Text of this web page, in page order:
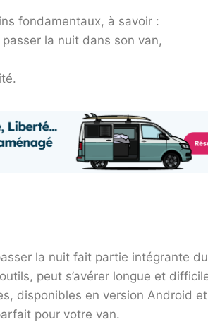
fondamentaux, à savoir :
la nuit dans son van,
la nuit fait partie intégrante
peut s’avérer longue et
disponibles en version Android
pour votre van.